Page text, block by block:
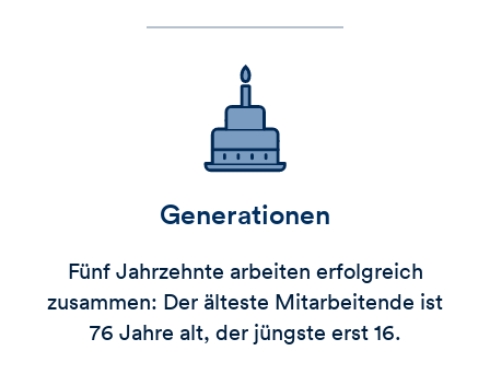
Generationen
Fünf Jahrzehnte arbeiten erfolgreich
zusammen: Der älteste Mitarbeitende ist
76 Jahre alt, der jüngste erst 16.